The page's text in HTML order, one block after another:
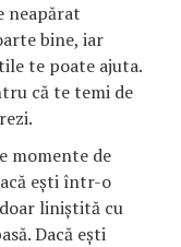
neapărat
bine, iar
te poate ajuta.
că te temi de
momente de
ești într-o
liniștită cu
Dacă ești